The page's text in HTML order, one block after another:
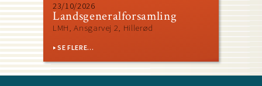
23/10/2026
Landsgeneralforsamling
LMH, Ansgarvej 2, Hillerød
SE FLERE...